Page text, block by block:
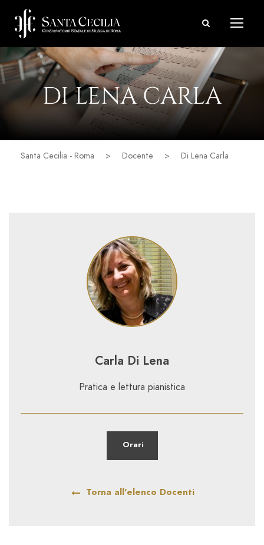
DI LENA CARLA
Santa Cecilia - Roma > Docente > Di Lena Carla
Carla Di Lena
Pratica e lettura pianistica
Orari
Torna all'elenco Docenti